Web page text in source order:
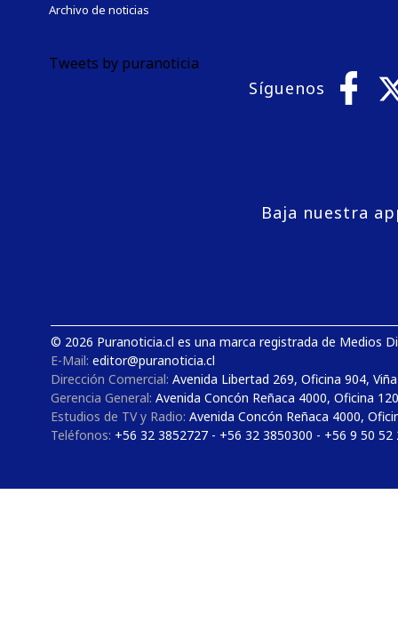
Archivo de noticias
Tweets by puranoticia
Síguenos
Baja nuestra
© 2026 Puranoticia.cl es una marca registrada de Medios
E-Mail: editor@puranoticia.cl
Dirección Comercial: Avenida Libertad 269, Oficina 904,
Gerencia General: Avenida Concón Reñaca 4000, Oficina
Estudios de TV y Radio: Avenida Concón Reñaca 4000,
Teléfonos: +56 32 3852727 - +56 32 3850300 - +56 9 50 52